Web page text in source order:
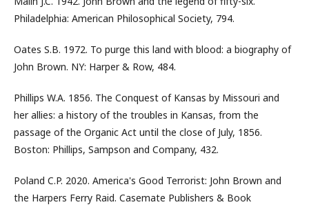
Philadelphia: American Philosophical Society, 794.
Oates S.B. 1972. To purge this land with blood: a biography of
John Brown. NY: Harper & Row, 484.
Phillips W.A. 1856. The Conquest of Kansas by Missouri and
her allies: a history of the troubles in Kansas, from the
passage of the Organic Act until the close of July, 1856.
Boston: Phillips, Sampson and Company, 432.
Poland C.P. 2020. America's Good Terrorist: John Brown and
the Harpers Ferry Raid. Casemate Publishers & Book